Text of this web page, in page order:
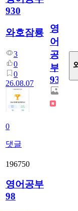
930
와호잠룡
3
0
0
26.08.07
0
댓글
영
어
공
부
930
196750
영어공부
98